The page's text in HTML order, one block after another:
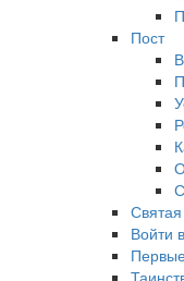
Пост
Войти